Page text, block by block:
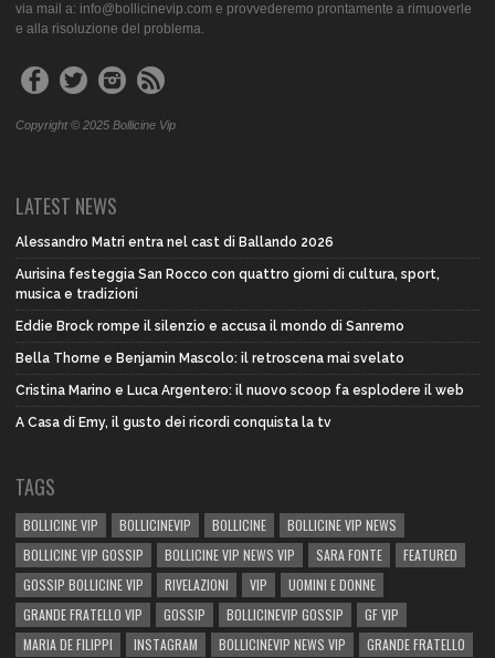
via mail a: info@bollicinevip.com e provvederemo prontamente a rimuoverle
e alla risoluzione del problema.
Copyright © 2025 Bollicine Vip
LATEST NEWS
Alessandro Matri entra nel cast di Ballando 2026
Aurisina festeggia San Rocco con quattro giorni di cultura, sport,
musica e tradizioni
Eddie Brock rompe il silenzio e accusa il mondo di Sanremo
Bella Thorne e Benjamin Mascolo: il retroscena mai svelato
Cristina Marino e Luca Argentero: il nuovo scoop fa esplodere il web
A Casa di Emy, il gusto dei ricordi conquista la tv
TAGS
BOLLICINE VIP BOLLICINEVIP BOLLICINE
BOLLICINE VIP NEWS
BOLLICINE VIP GOSSIP
BOLLICINE VIP NEWS VIP SARA FONTE
FEATURED
GOSSIP BOLLICINE VIP
RIVELAZIONI VIP
UOMINI E DONNE
GRANDE FRATELLO VIP
GOSSIP BOLLICINEVIP GOSSIP
GF VIP
MARIA DE FILIPPI
INSTAGRAM BOLLICINEVIP NEWS VIP GRANDE FRATELLO